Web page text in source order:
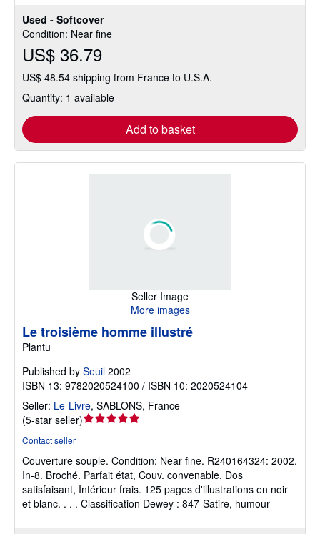
Used - Softcover
Condition: Near fine
US$ 36.79
US$ 48.54 shipping from France to U.S.A.
Quantity: 1 available
Add to basket
Seller Image
More images
Le troisième homme illustré
Plantu
Published by Seuil 2002
ISBN 13: 9782020524100 / ISBN 10: 2020524104
Seller: Le-Livre, SABLONS, France
(5-star seller)Seller
out
of
5
stars
Contact seller
Couverture souple. Condition: Near fine. R240164324: 2002.
In-8. Broché. Parfait état, Couv. convenable, Dos
satisfaisant, Intérieur frais. 125 pages d'illustrations en noir
et blanc. . . . Classification Dewey : 847-Satire, humour